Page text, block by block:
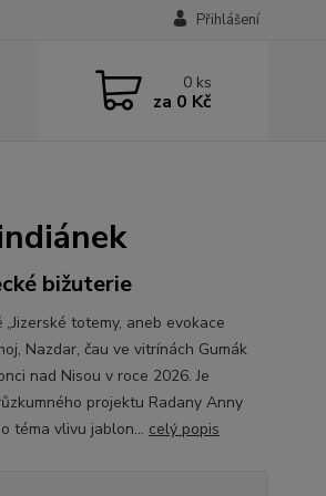
Přihlášení
0 ks
za 0 Kč
bižuterie
totemy, aneb evokace
Nazdar, čau ve vitrínách Gumák
nad Nisou v roce 2026. Je
projektu Radany Anny
téma vlivu jablon... celý popis